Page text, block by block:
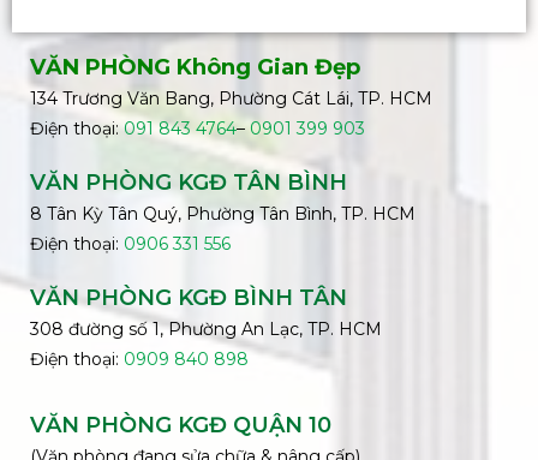
VĂN PHÒNG Không Gian Đẹp
134 Trương Văn Bang, Phường Cát Lái, TP. HCM
Điện thoại:091 843 4764– 0901 399 903
VĂN PHÒNG KGĐ TÂN BÌNH
8 Tân Kỳ Tân Quý, Phường Tân Bình, TP. HCM
Điện thoại: 0906 331 556
VĂN PHÒNG KGĐ BÌNH TÂN
308 đường số 1, Phường An Lạc, TP. HCM
Điện thoại: 0909 840 898
VĂN PHÒNG KGĐ QUẬN 10